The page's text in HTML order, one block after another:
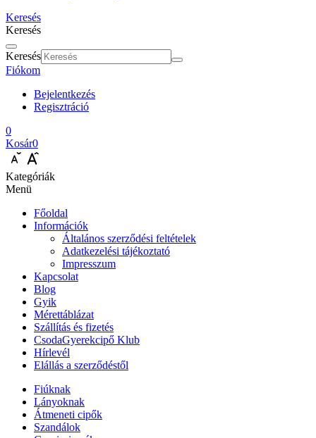
Keresés
Keresés
Keresés
Fiókom
Bejelentkezés
Regisztráció
0
Kosár0
Kategóriák
Menü
Főoldal
Információk
Általános szerződési feltételek
Adatkezelési tájékoztató
Impresszum
Kapcsolat
Blog
Gyik
Mérettáblázat
Szállítás és fizetés
CsodaGyerekcipő Klub
Hírlevél
Elállás a szerződéstől
Fiúknak
Lányoknak
Átmeneti cipők
Szandálok